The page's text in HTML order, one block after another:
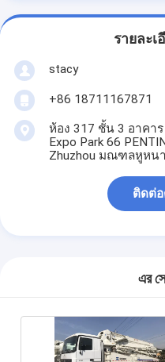
รายละ
stacy
+86 18711167871
ห้อง 317 ชั้น 3 อาคา
Expo Park 66
Zhuzhou มณฑลหูหน
ติดต่
এর